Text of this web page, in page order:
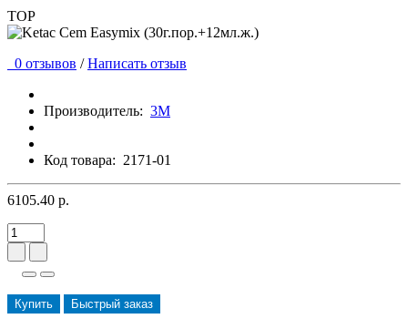
TOP
0 отзывов / Написать отзыв
Производитель: 3М
Код товара: 2171-01
6105.40 р.
Купить Быстрый заказ